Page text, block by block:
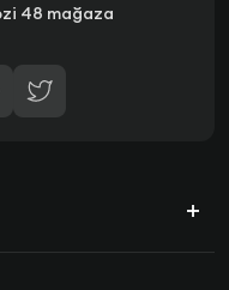
48 mağaza